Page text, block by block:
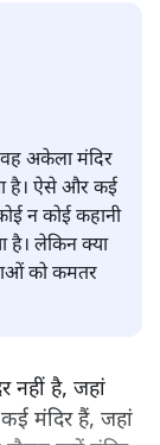
अकेला मंदिर